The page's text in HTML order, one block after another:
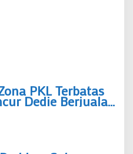
PKL Terbatas
Dedie Berjualan